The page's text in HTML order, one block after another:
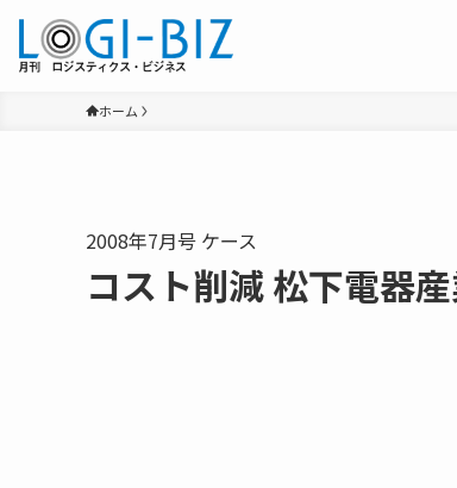
ホーム
2008年7月号 ケース
コスト削減 松下電器